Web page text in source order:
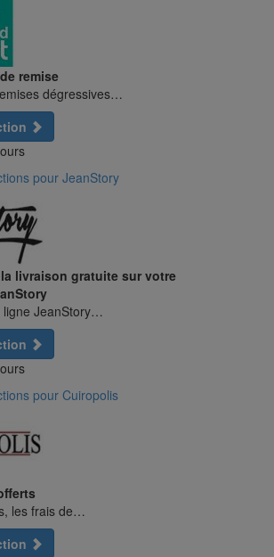
remise
dégressives…
pour JeanStory
livraison gratuite sur votre
ligne JeanStory…
pour Cuiropolis
les frais de…